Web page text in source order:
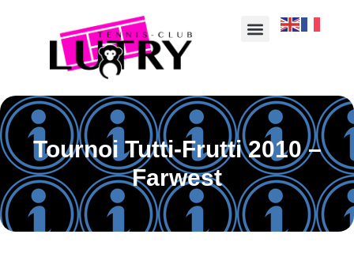
Tournoi Tutti-Frutti 2010 –
Farwest